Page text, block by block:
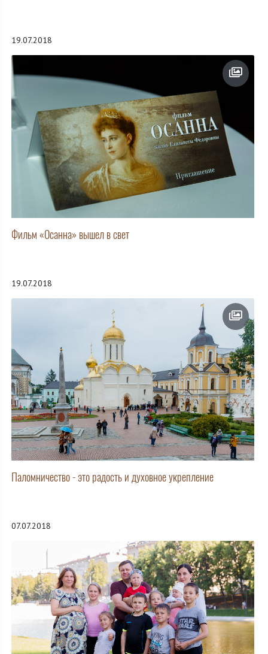
19.07.2018
Фильм «Осанна» вышел в свет
19.07.2018
Паломничество - это радость и духовное укрепление
07.07.2018